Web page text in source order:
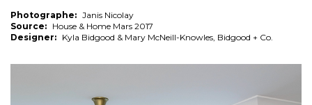
Photographe: Janis Nicolay
Source: House & Home Mars 2017
Designer: Kyla Bidgood & Mary McNeill-Knowles, Bidgood + Co.